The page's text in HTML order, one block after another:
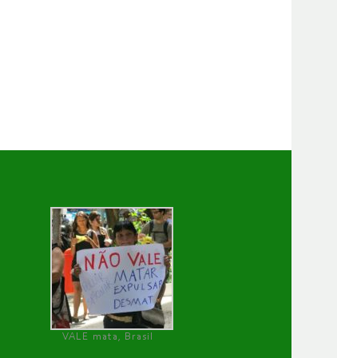
VALE mata, Brasil